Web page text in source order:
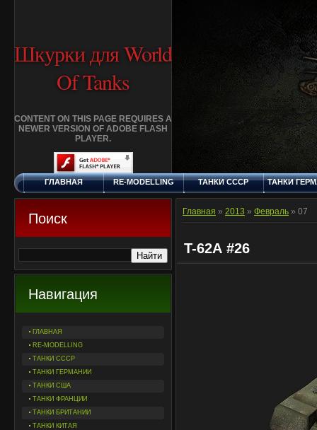
Шкурки для World
Of Tanks
CONTENT ON THIS PAGE REQUIRES A
NEWER VERSION OF ADOBE FLASH
PLAYER.
СУББОТА, 8.8.2026
ГЛАВНАЯ RE-MODELLING ТАНКИ СССР ТАНКИ
ДОБАВИТЬ
КЛАНЫ FAQ
Поиск
Навигация
ГЛАВНАЯ
RE-MODELLING
ТАНКИ СССР
ТАНКИ ГЕРМАНИИ
ТАНКИ США
ТАНКИ ФРАНЦИИ
ТАНКИ БРИТАНИИ
ТАНКИ КИТАЯ
Главная » 2013 » Февраль » 07
T-62А #26